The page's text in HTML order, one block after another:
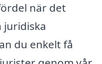
när det
juridiska
du enkelt få